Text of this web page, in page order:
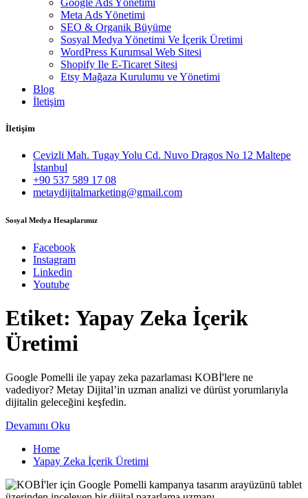
Meta Ads Yönetimi
SEO & Organik Büyüme
Sosyal Medya Yönetimi Ve İçerik Üretimi
WordPress Kurumsal Web Sitesi
Shopify Ile E-Ticaret Sitesi
Etsy Mağaza Kurulumu ve Yönetimi
Blog
İletişim
İletişim
Cevizli Mah. Tugay Yolu Cd. Nuvo Dragos No 12 Maltepe
İstanbul
+90 537 589 17 08
metaydijitalmarketing@gmail.com
Sosyal Medya Hesaplarımız
Facebook
Instagram
Linkedin
Youtube
Etiket: Yapay Zeka İçerik
Üretimi
Google Pomelli ile yapay zeka pazarlaması KOBİ'lere ne
vadediyor? Metay Dijital’in uzman analizi ve dürüst yorumlarıyla
dijitalin geleceğini keşfedin.
Devamını Oku
Home
Yapay Zeka İçerik Üretimi